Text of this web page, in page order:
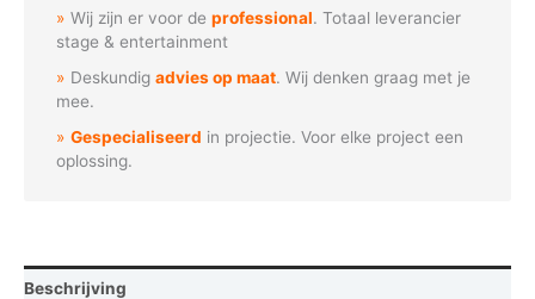
Wij zijn er voor deprofessional. Totaal leverancier
stage & entertainment
Deskundigadvies op maat. Wij denken graag met je
mee.
Gespecialiseerd in projectie. Voor elke project een
oplossing.
Beschrijving